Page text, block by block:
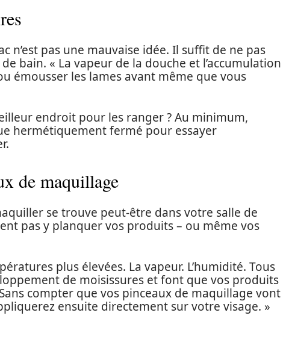
n’est pas une mauvaise idée. Il suffit de ne pas
bain. « La vapeur de la douche et l’accumulation
émousser les lames avant même que vous
endroit pour les ranger ? Au minimum,
hermétiquement fermé pour essayer
de maquillage
se trouve peut-être dans votre salle de
pas y planquer vos produits – ou même vos
plus élevées. La vapeur. L’humidité. Tous
de moisissures et font que vos produits
compter que vos pinceaux de maquillage vont
ensuite directement sur votre visage. »